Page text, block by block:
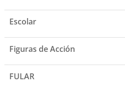
Escolar
Figuras de Acción
FULAR